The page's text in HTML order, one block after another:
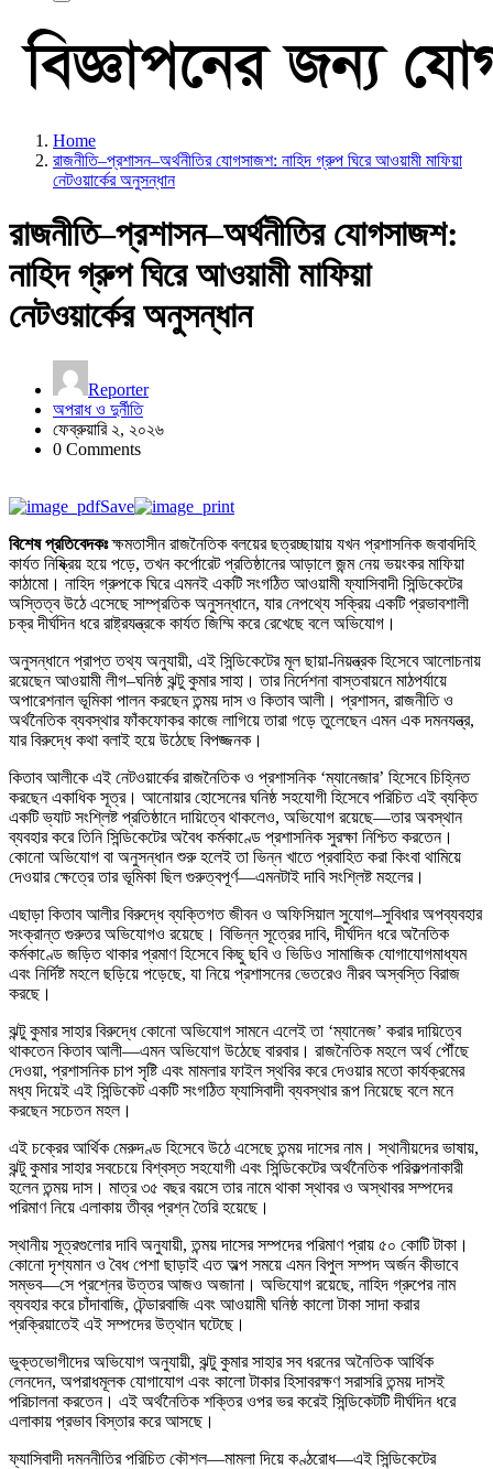
Home
রাজনীতি–প্রশাসন–অর্থনীতির যোগসাজশ: নাহিদ গ্রুপ ঘিরে আওয়ামী মাফিয়া
নেটওয়ার্কের অনুসন্ধান
রাজনীতি–প্রশাসন–অর্থনীতির যোগসাজশ:
নাহিদ গ্রুপ ঘিরে আওয়ামী মাফিয়া
নেটওয়ার্কের অনুসন্ধান
Reporter
অপরাধ ও দুর্নীতি
ফেব্রুয়ারি ২, ২০২৬
0 Comments
Save
বিশেষ প্রতিবেদকঃক্ষমতাসীন রাজনৈতিক বলয়ের ছত্রচ্ছায়ায় যখন প্রশাসনিক জবাবদিহি
কার্যত নিষ্ক্রিয় হয়ে পড়ে, তখন কর্পোরেট প্রতিষ্ঠানের আড়ালে জন্ম নেয় ভয়ংকর মাফিয়া
কাঠামো। নাহিদ গ্রুপকে ঘিরে এমনই একটি সংগঠিত আওয়ামী ফ্যাসিবাদী সিন্ডিকেটের
অস্তিত্ব উঠে এসেছে সাম্প্রতিক অনুসন্ধানে, যার নেপথ্যে সক্রিয় একটি প্রভাবশালী
চক্র দীর্ঘদিন ধরে রাষ্ট্রযন্ত্রকে কার্যত জিম্মি করে রেখেছে বলে অভিযোগ।
অনুসন্ধানে প্রাপ্ত তথ্য অনুযায়ী, এই সিন্ডিকেটের মূল ছায়া-নিয়ন্ত্রক হিসেবে আলোচনায়
রয়েছেন আওয়ামী লীগ–ঘনিষ্ঠ ঝন্টু কুমার সাহা। তার নির্দেশনা বাস্তবায়নে মাঠপর্যায়ে
অপারেশনাল ভূমিকা পালন করছেন তন্ময় দাস ও কিতাব আলী। প্রশাসন, রাজনীতি ও
অর্থনৈতিক ব্যবস্থার ফাঁকফোকর কাজে লাগিয়ে তারা গড়ে তুলেছেন এমন এক দমনযন্ত্র,
যার বিরুদ্ধে কথা বলাই হয়ে উঠেছে বিপজ্জনক।
কিতাব আলীকে এই নেটওয়ার্কের রাজনৈতিক ও প্রশাসনিক ‘ম্যানেজার’ হিসেবে চিহ্নিত
করছেন একাধিক সূত্র। আনোয়ার হোসেনের ঘনিষ্ঠ সহযোগী হিসেবে পরিচিত এই ব্যক্তি
একটি ভ্যাট সংশ্লিষ্ট প্রতিষ্ঠানে দায়িত্বে থাকলেও, অভিযোগ রয়েছে—তার অবস্থান
ব্যবহার করে তিনি সিন্ডিকেটের অবৈধ কর্মকাণ্ডে প্রশাসনিক সুরক্ষা নিশ্চিত করতেন।
কোনো অভিযোগ বা অনুসন্ধান শুরু হলেই তা ভিন্ন খাতে প্রবাহিত করা কিংবা থামিয়ে
দেওয়ার ক্ষেত্রে তার ভূমিকা ছিল গুরুত্বপূর্ণ—এমনটাই দাবি সংশ্লিষ্ট মহলের।
এছাড়া কিতাব আলীর বিরুদ্ধে ব্যক্তিগত জীবন ও অফিসিয়াল সুযোগ–সুবিধার অপব্যবহার
সংক্রান্ত গুরুতর অভিযোগও রয়েছে। বিভিন্ন সূত্রের দাবি, দীর্ঘদিন ধরে অনৈতিক
কর্মকাণ্ডে জড়িত থাকার প্রমাণ হিসেবে কিছু ছবি ও ভিডিও সামাজিক যোগাযোগমাধ্যম
এবং নির্দিষ্ট মহলে ছড়িয়ে পড়েছে, যা নিয়ে প্রশাসনের ভেতরেও নীরব অস্বস্তি বিরাজ
করছে।
ঝন্টু কুমার সাহার বিরুদ্ধে কোনো অভিযোগ সামনে এলেই তা ‘ম্যানেজ’ করার দায়িত্বে
থাকতেন কিতাব আলী—এমন অভিযোগ উঠেছে বারবার। রাজনৈতিক মহলে অর্থ পৌঁছে
দেওয়া, প্রশাসনিক চাপ সৃষ্টি এবং মামলার ফাইল স্থবির করে দেওয়ার মতো কার্যক্রমের
মধ্য দিয়েই এই সিন্ডিকেট একটি সংগঠিত ফ্যাসিবাদী ব্যবস্থার রূপ নিয়েছে বলে মনে
করছেন সচেতন মহল।
এই চক্রের আর্থিক মেরুদণ্ড হিসেবে উঠে এসেছে তন্ময় দাসের নাম। স্থানীয়দের ভাষায়,
ঝন্টু কুমার সাহার সবচেয়ে বিশ্বস্ত সহযোগী এবং সিন্ডিকেটের অর্থনৈতিক পরিকল্পনাকারী
হলেন তন্ময় দাস। মাত্র ৩৫ বছর বয়সে তার নামে থাকা স্থাবর ও অস্থাবর সম্পদের
পরিমাণ নিয়ে এলাকায় তীব্র প্রশ্ন তৈরি হয়েছে।
স্থানীয় সূত্রগুলোর দাবি অনুযায়ী, তন্ময় দাসের সম্পদের পরিমাণ প্রায় ৫০ কোটি টাকা।
কোনো দৃশ্যমান ও বৈধ পেশা ছাড়াই এত অল্প সময়ে এমন বিপুল সম্পদ অর্জন কীভাবে
সম্ভব—সে প্রশ্নের উত্তর আজও অজানা। অভিযোগ রয়েছে, নাহিদ গ্রুপের নাম
ব্যবহার করে চাঁদাবাজি, টেন্ডারবাজি এবং আওয়ামী ঘনিষ্ঠ কালো টাকা সাদা করার
প্রক্রিয়াতেই এই সম্পদের উত্থান ঘটেছে।
ভুক্তভোগীদের অভিযোগ অনুযায়ী, ঝন্টু কুমার সাহার সব ধরনের অনৈতিক আর্থিক
লেনদেন, অপরাধমূলক যোগাযোগ এবং কালো টাকার হিসাবরক্ষণ সরাসরি তন্ময় দাসই
পরিচালনা করতেন। এই অর্থনৈতিক শক্তির ওপর ভর করেই সিন্ডিকেটটি দীর্ঘদিন ধরে
এলাকায় প্রভাব বিস্তার করে আসছে।
ফ্যাসিবাদী দমননীতির পরিচিত কৌশল—মামলা দিয়ে কণ্ঠরোধ—এই সিন্ডিকেটের